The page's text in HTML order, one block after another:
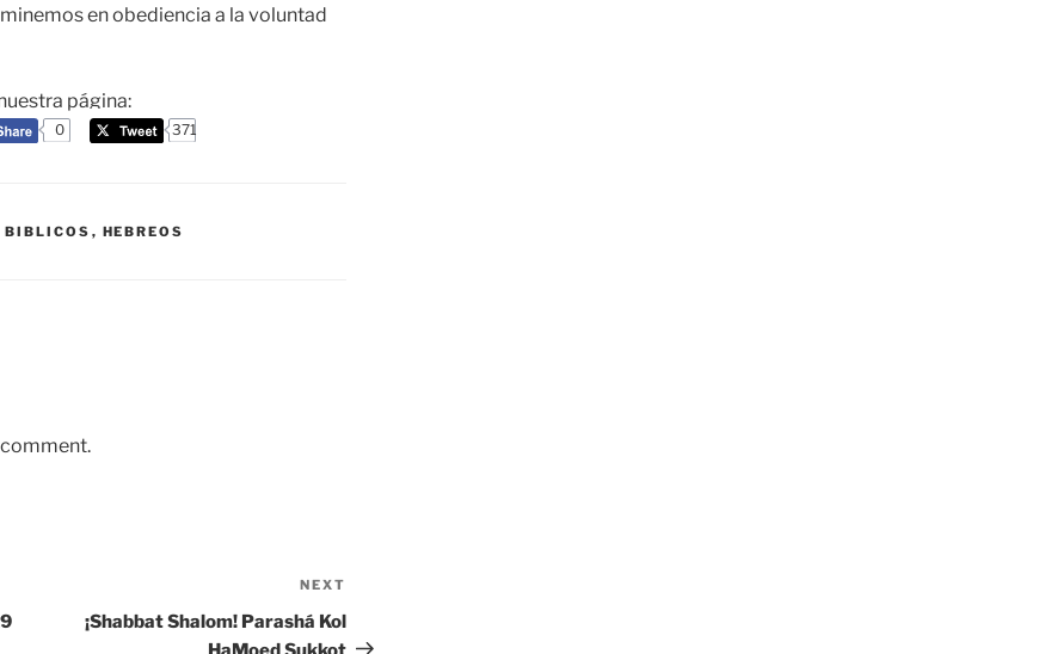
en obediencia a la voluntad
página:
0 371
BIBLICOS , HEBREOS
Post
NEXT
¡Shabbat Shalom! Parashá Kol